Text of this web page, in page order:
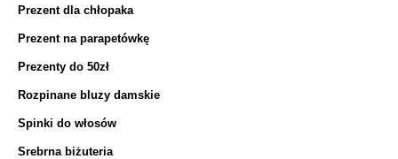
Prezent dla chłopaka
Prezent na parapetówkę
Prezenty do 50zł
Rozpinane bluzy damskie
Spinki do włosów
Srebrna biżuteria